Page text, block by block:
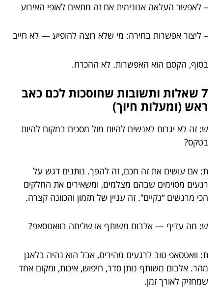
– לאפשר העלאה אנונימית אם זה מתאים לאופי האירוע
– ליצור אפשרות בחירה: מי שלא רוצה להופיע — לא חייב
בסוף, הקסם הוא האפשרות. לא ההכרח.
7 שאלות ותשובות שחוסכות לכם כאב
ראש (ומעלות חיוך)
ש: זה לא יגרום לאנשים להיות מול מסכים במקום להיות
בטקס?
ת: אם עושים את זה חכם, זה להפך. נותנים דגש על
רגעים מסוימים שבהם מצלמים, ומשאירים את החלקים
הכי מרגשים “נקיים”. זה עניין של תזמון והכוונה קצרה.
ש: מה עדיף — אלבום משותף או שליחה בוואטסאפ?
ת: וואטסאפ טוב לרגעים מהירים, אבל הוא נהיה בלאגן
מהר. אלבום משותף נותן סדר, חיפוש, איכות, ומקום אחד
שמחזיק לאורך זמן.